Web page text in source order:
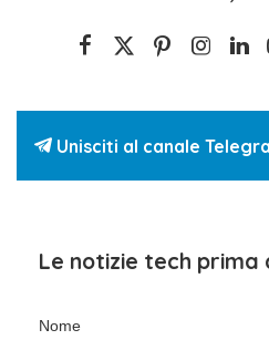
Unisciti al canale
Le notizie tech
Nome